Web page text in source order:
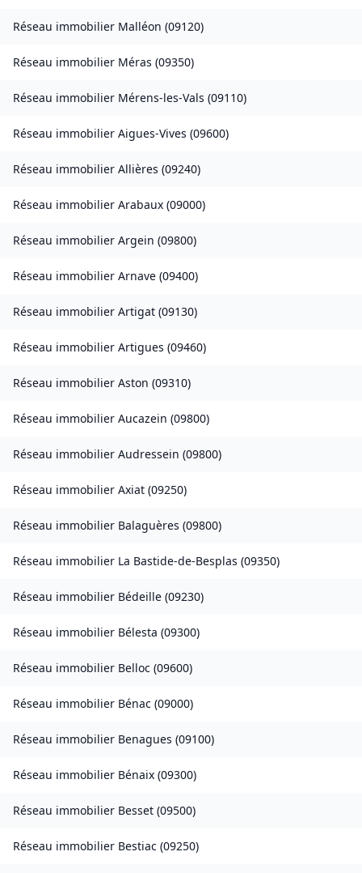
Réseau immobilier Malléon (09120)
Réseau immobilier Méras (09350)
Réseau immobilier Mérens-les-Vals (09110)
Réseau immobilier Aigues-Vives (09600)
Réseau immobilier Allières (09240)
Réseau immobilier Arabaux (09000)
Réseau immobilier Argein (09800)
Réseau immobilier Arnave (09400)
Réseau immobilier Artigat (09130)
Réseau immobilier Artigues (09460)
Réseau immobilier Aston (09310)
Réseau immobilier Aucazein (09800)
Réseau immobilier Audressein (09800)
Réseau immobilier Axiat (09250)
Réseau immobilier Balaguères (09800)
Réseau immobilier La Bastide-de-Besplas (09350)
Réseau immobilier Bédeille (09230)
Réseau immobilier Bélesta (09300)
Réseau immobilier Belloc (09600)
Réseau immobilier Bénac (09000)
Réseau immobilier Benagues (09100)
Réseau immobilier Bénaix (09300)
Réseau immobilier Besset (09500)
Réseau immobilier Bestiac (09250)